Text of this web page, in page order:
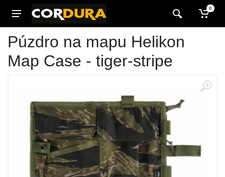
0
Púzdro na mapu Helikon
Map Case - tiger-stripe